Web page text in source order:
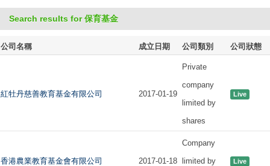
Search results for 保育基金
公司名稱 成立日期 公司類別 公司狀態
紅牡丹慈善教育基金有限公司 2017-01-19
Private
company
limited by
shares
Live
香港農業教育基金會有限公司 2017-01-18
Company
limited by
Live